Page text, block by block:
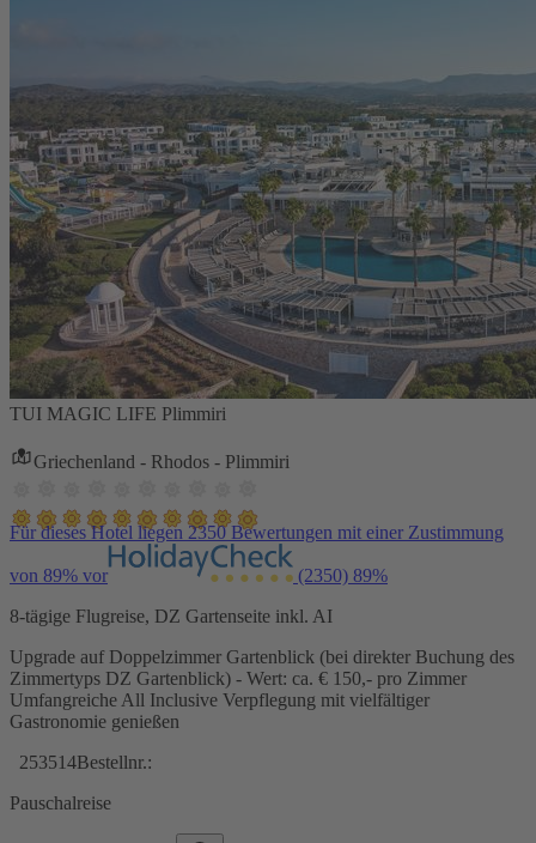
TUI MAGIC LIFE Plimmiri
Griechenland - Rhodos - Plimmiri
Für dieses Hotel liegen 2350 Bewertungen mit einer Zustimmung
von 89% vor (2350) 89%
8-tägige Flugreise, DZ Gartenseite inkl. AI
Upgrade auf Doppelzimmer Gartenblick (bei direkter Buchung des
Zimmertyps DZ Gartenblick) - Wert: ca. € 150,- pro Zimmer
Umfangreiche All Inclusive Verpflegung mit vielfältiger
Gastronomie genießen
253514Bestellnr.:
Pauschalreise